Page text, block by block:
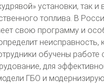
клиентов
установки, так
топлива. В
свою программу и
неисправность,
обучены
для
ГБО и